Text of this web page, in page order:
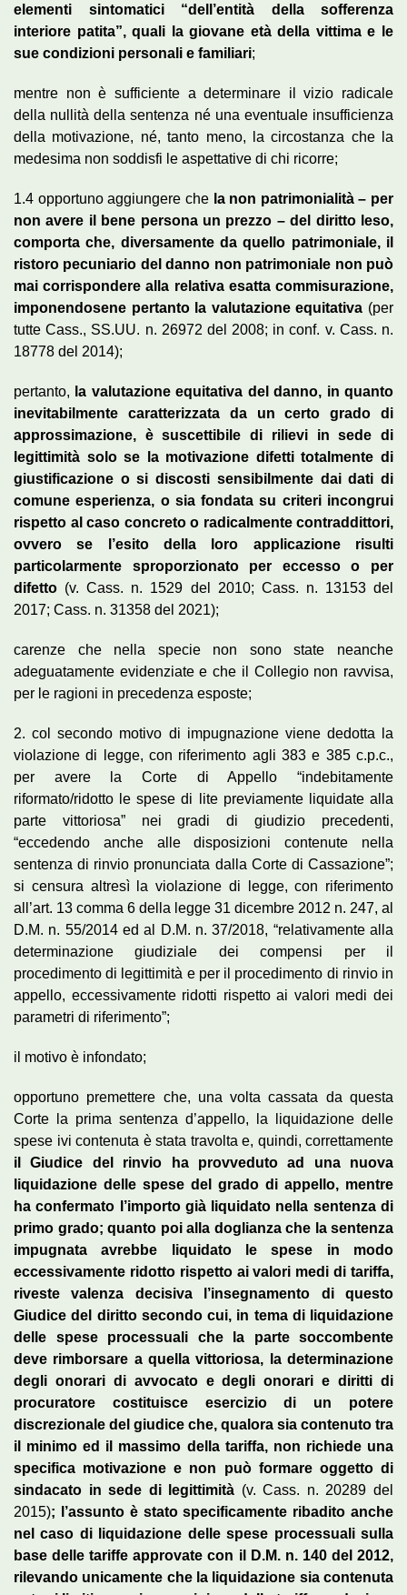
elementi sintomatici “dell’entità della sofferenza
interiore patita”, quali la giovane età della vittima e le
sue condizioni personali e familiari;
mentre non è sufficiente a determinare il vizio radicale
della nullità della sentenza né una eventuale insufficienza
della motivazione, né, tanto meno, la circostanza che la
medesima non soddisfi le aspettative di chi ricorre;
1.4 opportuno aggiungere che la non patrimonialità – per
non avere il bene persona un prezzo – del diritto leso,
comporta che, diversamente da quello patrimoniale, il
ristoro pecuniario del danno non patrimoniale non può
mai corrispondere alla relativa esatta commisurazione,
imponendosene pertanto la valutazione equitativa (per
tutte Cass., SS.UU. n. 26972 del 2008; in conf. v. Cass. n.
18778 del 2014);
pertanto, la valutazione equitativa del danno, in quanto
inevitabilmente caratterizzata da un certo grado di
approssimazione, è suscettibile di rilievi in sede di
legittimità solo se la motivazione difetti totalmente di
giustificazione o si discosti sensibilmente dai dati di
comune esperienza, o sia fondata su criteri incongrui
rispetto al caso concreto o radicalmente contraddittori,
ovvero se l’esito della loro applicazione risulti
particolarmente sproporzionato per eccesso o per
difetto (v. Cass. n. 1529 del 2010; Cass. n. 13153 del
2017; Cass. n. 31358 del 2021);
carenze che nella specie non sono state neanche
adeguatamente evidenziate e che il Collegio non ravvisa,
per le ragioni in precedenza esposte;
2. col secondo motivo di impugnazione viene dedotta la
violazione di legge, con riferimento agli 383 e 385 c.p.c.,
per avere la Corte di Appello “indebitamente
riformato/ridotto le spese di lite previamente liquidate alla
parte vittoriosa” nei gradi di giudizio precedenti,
“eccedendo anche alle disposizioni contenute nella
sentenza di rinvio pronunciata dalla Corte di Cassazione”;
si censura altresì la violazione di legge, con riferimento
all’art. 13 comma 6 della legge 31 dicembre 2012 n. 247, al
D.M. n. 55/2014 ed al D.M. n. 37/2018, “relativamente alla
determinazione giudiziale dei compensi per il
procedimento di legittimità e per il procedimento di rinvio in
appello, eccessivamente ridotti rispetto ai valori medi dei
parametri di riferimento”;
il motivo è infondato;
opportuno premettere che, una volta cassata da questa
Corte la prima sentenza d’appello, la liquidazione delle
spese ivi contenuta è stata travolta e, quindi, correttamente
il Giudice del rinvio ha provveduto ad una nuova
liquidazione delle spese del grado di appello, mentre
ha confermato l’importo già liquidato nella sentenza di
primo grado; quanto poi alla doglianza che la sentenza
impugnata avrebbe liquidato le spese in modo
eccessivamente ridotto rispetto ai valori medi di tariffa,
riveste valenza decisiva l’insegnamento di questo
Giudice del diritto secondo cui, in tema di liquidazione
delle spese processuali che la parte soccombente
deve rimborsare a quella vittoriosa, la determinazione
degli onorari di avvocato e degli onorari e diritti di
procuratore costituisce esercizio di un potere
discrezionale del giudice che, qualora sia contenuto tra
il minimo ed il massimo della tariffa, non richiede una
specifica motivazione e non può formare oggetto di
sindacato in sede di legittimità (v. Cass. n. 20289 del
2015); l’assunto è stato specificamente ribadito anche
nel caso di liquidazione delle spese processuali sulla
base delle tariffe approvate con il D.M. n. 140 del 2012,
rilevando unicamente che la liquidazione sia contenuta